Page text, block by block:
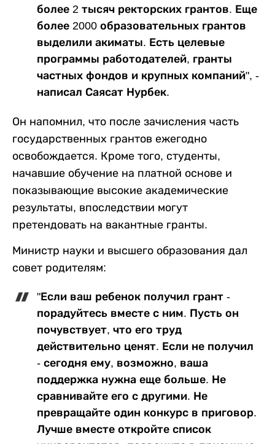
более 2 тысяч ректорских грантов. Еще
более 2000 образовательных грантов
выделили акиматы. Есть целевые
программы работодателей, гранты
частных фондов и крупных компаний", -
написал Саясат Нурбек.
Он напомнил, что после зачисления часть
государственных грантов ежегодно
освобождается. Кроме того, студенты,
начавшие обучение на платной основе и
показывающие высокие академические
результаты, впоследствии могут
претендовать на вакантные гранты.
Министр науки и высшего образования дал
совет родителям:
"Если ваш ребенок получил грант -
порадуйтесь вместе с ним. Пусть он
почувствует, что его труд
действительно ценят. Если не получил
- сегодня ему, возможно, ваша
поддержка нужна еще больше. Не
сравнивайте его с другими. Не
превращайте один конкурс в приговор.
Лучше вместе откройте список